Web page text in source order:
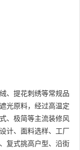
、提花刺绣等常规品
光原料，经过高温定
、极简等主流装修风
计、面料选样、工厂
复式挑高户型、沿街